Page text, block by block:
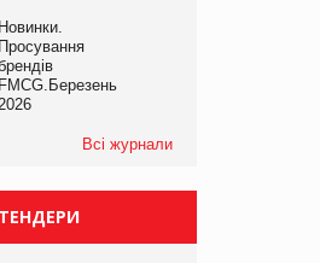
Новинки.
Просування
FMCG.Березень
2026
Всі журнали
ТЕНДЕРИ